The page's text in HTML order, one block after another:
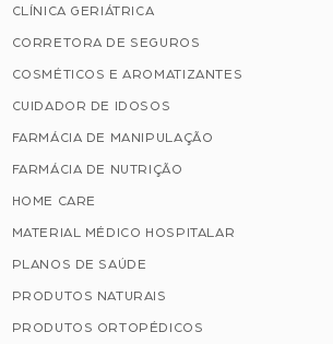
CLÍNICA GERIÁTRICA
CORRETORA DE SEGUROS
COSMÉTICOS E AROMATIZANTES
CUIDADOR DE IDOSOS
FARMÁCIA DE MANIPULAÇÃO
FARMÁCIA DE NUTRIÇÃO
HOME CARE
MATERIAL MÉDICO HOSPITALAR
PLANOS DE SAÚDE
PRODUTOS NATURAIS
PRODUTOS ORTOPÉDICOS